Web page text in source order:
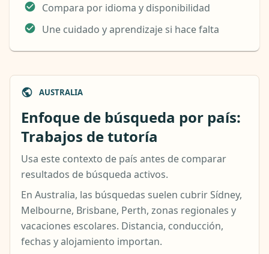
Compara por idioma y disponibilidad
Une cuidado y aprendizaje si hace falta
AUSTRALIA
Enfoque de búsqueda por país:
Trabajos de tutoría
Usa este contexto de país antes de comparar
resultados de búsqueda activos.
En Australia, las búsquedas suelen cubrir Sídney,
Melbourne, Brisbane, Perth, zonas regionales y
vacaciones escolares. Distancia, conducción,
fechas y alojamiento importan.